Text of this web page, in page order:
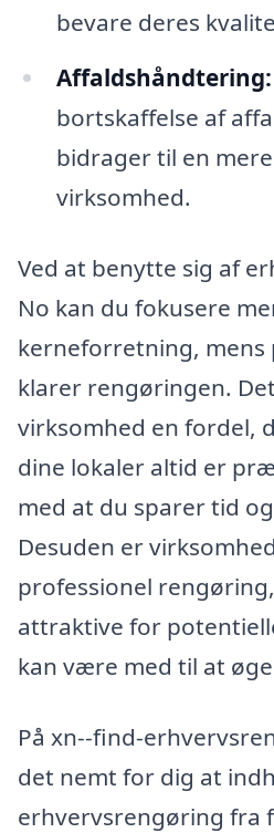
bevare deres
Affaldshåndtering:
bortskaffelse af
bidrager til en
virksomhed.
Ved at benytte sig af
No kan du fokusere
kerneforretning, mens
klarer rengøringen.
virksomhed en fordel,
dine lokaler altid er
med at du sparer tid
Desuden er
professionel
attraktive for
kan være med til at
På xn--find-
det nemt for dig at
erhvervsrengøring fra